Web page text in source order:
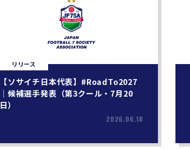
リリース
【ソサイチ日本代表】#RoadTo2027
｜候補選手発表（第3クール・7月20
日）
2026.06.18